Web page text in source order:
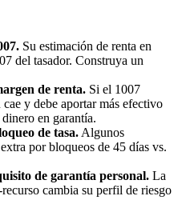
Su estimación de renta en
del tasador. Construya un
de renta. Si el 1007
y debe aportar más efectivo
en garantía.
de tasa. Algunos
por bloqueos de 45 días vs.
de garantía personal. La
cambia su perfil de riesgo